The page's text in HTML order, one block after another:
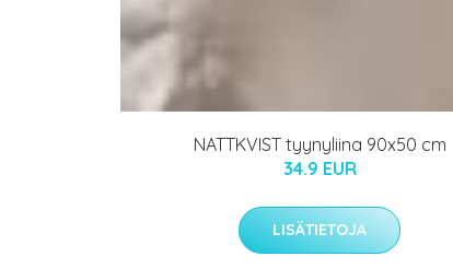
NATTKVIST tyynyliina 90x50 cm
34.9 EUR
LISÄTIETOJA